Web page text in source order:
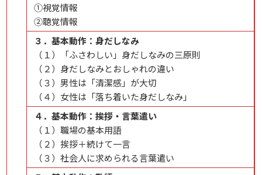
①視覚情報​​
②聴覚情報
３．基本動作：身だしなみ
（１）「ふさわしい」身だしなみの三原則​​​
（２）身だしなみとおしゃれの違い​​
（３）男性は「清潔感」が大切​​​
（４）女性は「落ち着いた身だしなみ」​​
４．基本動作：挨拶・言葉遣い​​
（１）職場の基本用語​​​​
（２）挨拶＋続けて一言​​​
（３）社会人に求められる言葉遣い​​